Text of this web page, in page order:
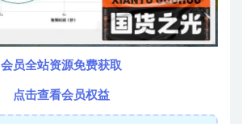
会员全站资源免费获取
点击查看会员权益